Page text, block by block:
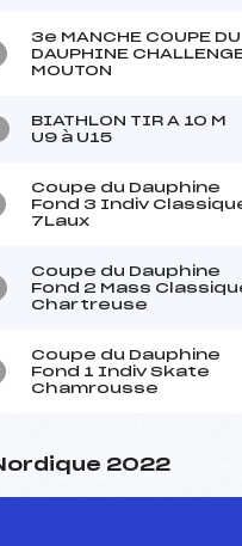
3e MANCHE COUPE DU
DAUPHINE
MOUTON
BIATHLON TIR A 10 M
U9 à U15
Coupe du Dauphine
Fond 3 Indiv
7Laux
Coupe du Dauphine
Fond 2 Mass
Chartreuse
Coupe du Dauphine
Fond 1 Indiv Skate
Chamrousse
2022